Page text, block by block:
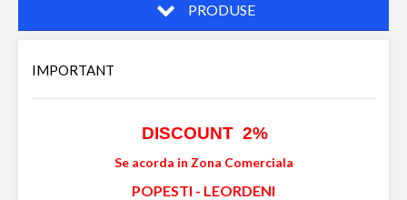
PRODUSE
IMPORTANT
DISCOUNT 2%
Se acorda in Zona Comerciala
POPESTI - LEORDENI